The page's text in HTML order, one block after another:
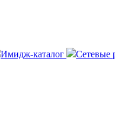
Имидж-каталог
Сетевые